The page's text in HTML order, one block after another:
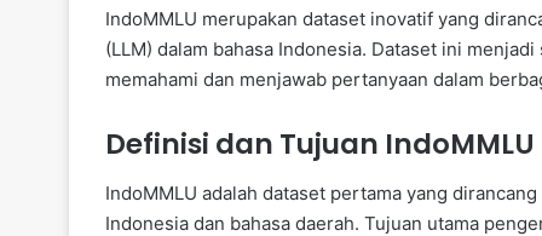
IndoMMLU merupakan dataset inovatif yang
(LLM) dalam bahasa Indonesia. Dataset ini
memahami dan menjawab pertanyaan dalam
Definisi dan Tujuan IndoMMLU
IndoMMLU adalah dataset pertama yang
Indonesia dan bahasa daerah. Tujuan utama